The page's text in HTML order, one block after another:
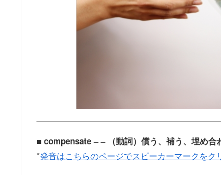
■ compensate – – （動詞）償う、補う、埋め合
*発音はこちらのページでスピーカーマークをク